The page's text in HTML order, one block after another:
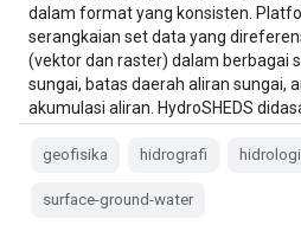
dalam format yang konsisten.
serangkaian set data yang
(vektor dan raster) dalam berbagai
sungai, batas daerah aliran sungai,
akumulasi aliran. HydroSHEDS
geofisika hidrografi hidrologi
surface-ground-water